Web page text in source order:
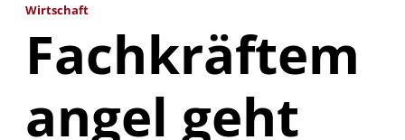
Wirtschaft
Fachkräftem
angel geht